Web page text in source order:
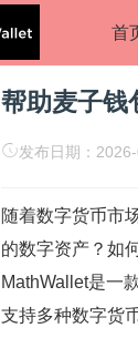
首
帮助麦子钱
发布日期：
随着数字货币市
的数字资产？如
MathWallet是一
支持多种数字货